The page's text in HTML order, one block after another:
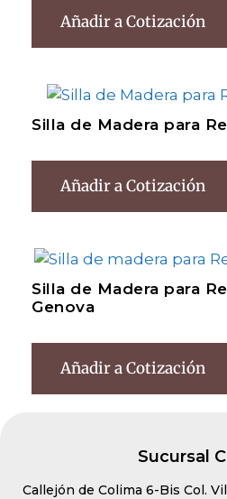
Añadir a Cotización
Silla de Madera para
Añadir a Cotización
Silla de Madera para
Genova
Añadir a Cotización
Sucursal
Callejón de Colima 6-Bis Col.